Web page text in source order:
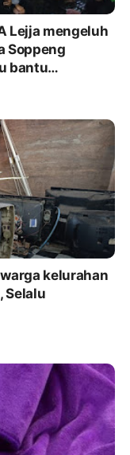
Lejja mengeluh
Soppeng
bantu
kelurahan
Selalu